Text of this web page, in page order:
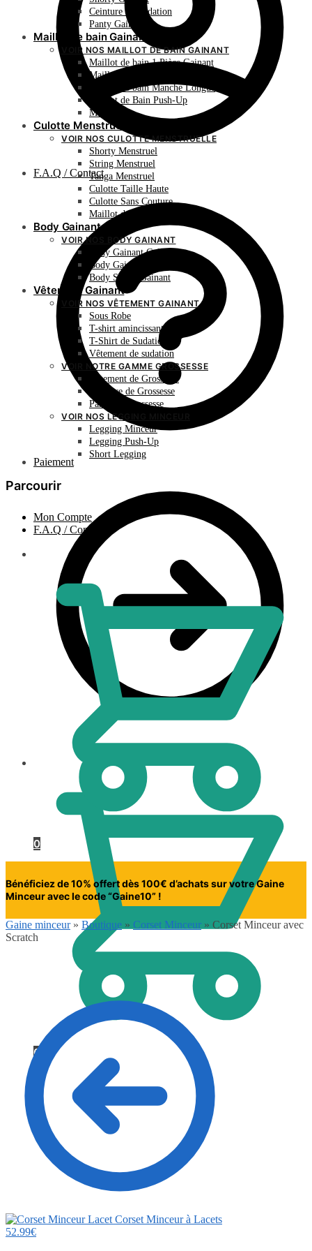
F.A.Q / Contact
Paiement
0
Ceinture de Sudation
Panty Gainant
Maillot de bain Gainant
VOIR NOS MAILLOT DE BAIN GAINANT
Maillot de bain 1 Pièce Gainant
Maillot de bain 2 Pièces Gainant
Maillot de bain Manche Longue
Maillot de Bain Push-Up
Monokini
Culotte Menstruelle
VOIR NOS CULOTTE MENSTRUELLE
Shorty Menstruel
String Menstruel
Tanga Menstruel
Culotte Taille Haute
Culotte Sans Couture
Maillot de Bain Menstruel
Body Gainant
VOIR NOS BODY GAINANT
Body Gainant Culotte
Body Gainant Shorty
Body String Gainant
Vêtement Gainant
VOIR NOS VÊTEMENT GAINANT
Sous Robe
T-shirt amincissant
T-Shirt de Sudation
Vêtement de sudation
VOIR NOTRE GAMME GROSSESSE
Vêtement de Grossesse
Ceinture de Grossesse
Panty de Grossesse
VOIR NOS LEGGING MINCEUR
Legging Minceur
Legging Push-Up
Short Legging
Parcourir
Mon Compte
F.A.Q / Contact
0
Bénéficiez de 10% offert dès 100€ d’achats sur votre Gaine
Minceur avec le code “Gaine10” !
Gaine minceur » Boutique » Corset Minceur » Corset Minceur avec
Scratch
Corset Minceur à Lacets
52.99€